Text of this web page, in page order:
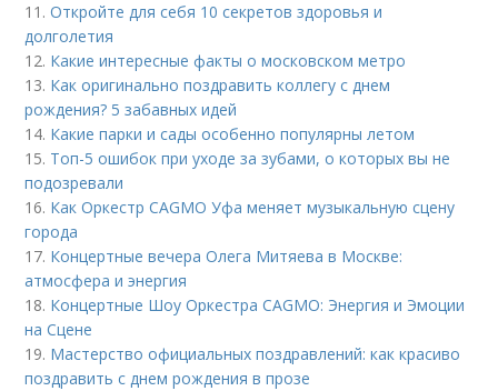
11.Откройте для себя 10 секретов здоровья и
долголетия
12. Какие интересные факты о московском метро
13. Как оригинально поздравить коллегу с днем
рождения? 5 забавных идей
14. Какие парки и сады особенно популярны летом
15. Топ-5 ошибок при уходе за зубами, о которых вы не
подозревали
16. Как Оркестр CAGMO Уфа меняет музыкальную сцену
города
17. Концертные вечера Олега Митяева в Москве:
атмосфера и энергия
18. Концертные Шоу Оркестра CAGMO: Энергия и Эмоции
на Сцене
19. Мастерство официальных поздравлений: как красиво
поздравить с днем рождения в прозе